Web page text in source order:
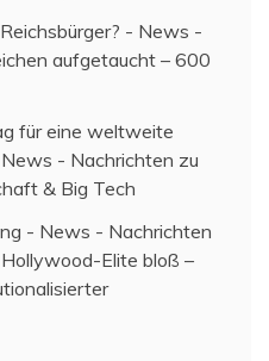
- News -
aufgetaucht – 600
für eine weltweite
- Nachrichten zu
& Big Tech
- News - Nachrichten
Elite bloß –